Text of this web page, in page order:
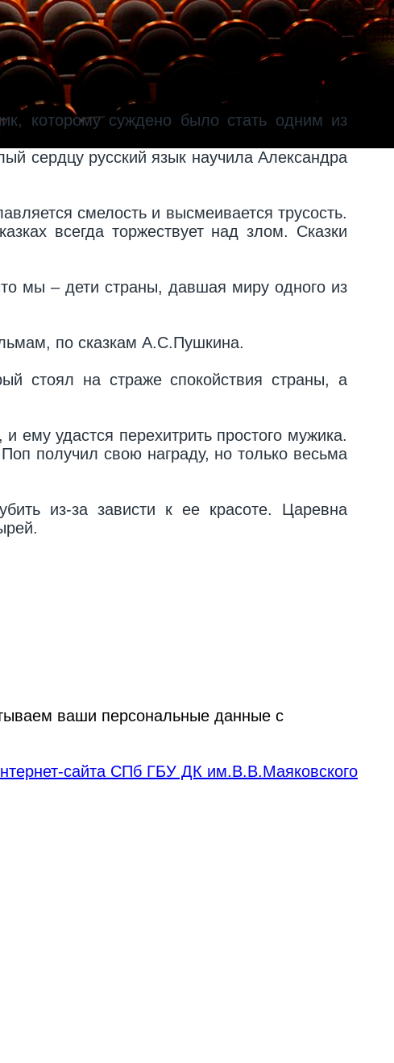
которому суждено было стать одним из
сердцу русский язык научила Александра
смелость и высмеивается трусость.
всегда торжествует над злом. Сказки
мы – дети страны, давшая миру одного из
по сказкам А.С.Пушкина.
стоял на страже спокойствия страны, а
удастся перехитрить простого мужика.
получил свою награду, но только весьма
из-за зависти к ее красоте. Царевна
ваши персональные данные с
сайта СПб ГБУ ДК им.В.В.Маяковского